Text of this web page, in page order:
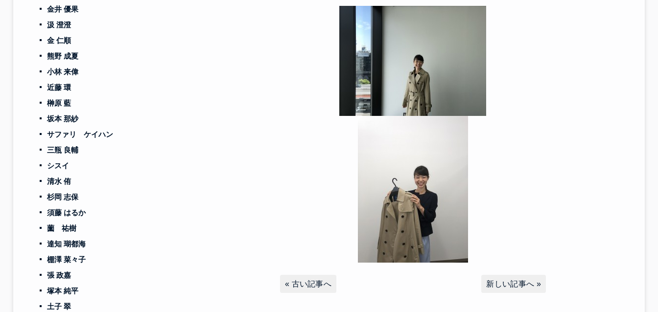
« 古い記事へ 新しい記事へ »
金井 優果
汲 澄澄
金 仁順
熊野 成夏
小林 来偉
近藤 環
榊原 藍
坂本 那紗
サファリ ケイハン
三瓶 良輔
シスイ
清水 侑
杉岡 志保
須藤 はるか
薗 祐樹
達知 瑚都海
棚澤 菜々子
張 政嘉
塚本 純平
土子 翠